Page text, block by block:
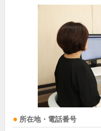
所在地・電話番号